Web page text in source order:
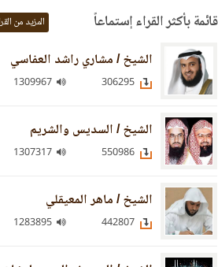
قائمة بأكثر القراء إستماعاً المزيد من
الشيخ / مشاري راشد العفاسي
الشيخ / السديس والشريم
الشيخ / ماهر المعيقلي